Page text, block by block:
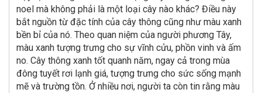
noel mà không phải là một loại cây nào khác? Điều này
bắt nguồn từ đặc tính của cây thông cũng như màu xanh
bền bỉ của nó. Theo quan niệm của người phương Tây,
màu xanh tượng trưng cho sự vĩnh cửu, phồn vinh và ấm
no. Cây thông xanh tốt quanh năm, ngay cả trong mùa
đông tuyết rơi lạnh giá, tượng trưng cho sức sống mạnh
mẽ và trường tồn. Ở nhiều nơi, người ta còn tin rằng màu